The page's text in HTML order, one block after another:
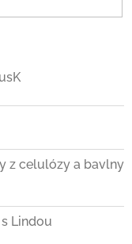
z celulózy a bavlny
Lindou